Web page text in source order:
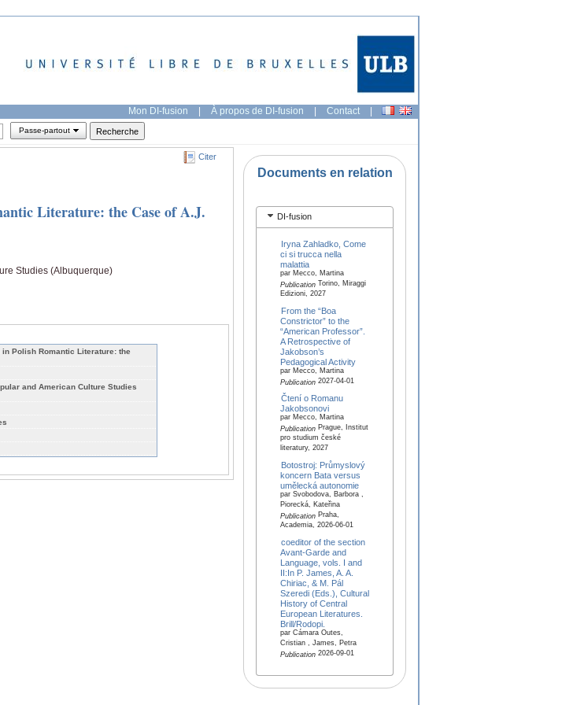
Mon DI-fusion | À propos de DI-fusion | Contact |
Passe-partout
Citer
Literature: the Case of A.J.
Studies (Albuquerque)
Polish Romantic Literature: the
and American Culture Studies
Documents en relation
DI-fusion
Iryna Zahladko, Come
ci si trucca nella
malattia
par Mecco, Martina
PublicationTorino, Miraggi
Edizioni, 2027
From the “Boa
Constrictor” to the
“American Professor”.
A Retrospective of
Jakobson’s
Pedagogical Activity
par Mecco, Martina
Publication2027-04-01
Čtení o Romanu
Jakobsonovi
par Mecco, Martina
PublicationPrague, Institut
pro studium české
literatury, 2027
Botostroj: Průmyslový
koncern Bata versus
umělecká autonomie
par Svobodova, Barbora ,
Piorecká, Kateřina
PublicationPraha,
Academia, 2026-06-01
coeditor of the section
Avant-Garde and
Language, vols. I and
II:In P. James, A. A.
Chiriac, & M. Pál
Szeredi (Eds.), Cultural
History of Central
European Literatures.
Brill/Rodopi.
par Cámara Outes,
Cristian , James, Petra
Publication2026-09-01